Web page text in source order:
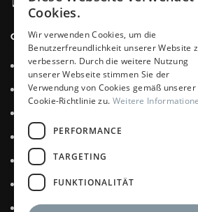
CATEGORIES
About us
Our brands
Private Label
Certificates
Datenschutz
Impressum
Cookies.
Wir verwenden Cookies, um die
Benutzerfreundlichkeit unserer Website
verbessern. Durch die weitere Nutzung
unserer Webseite stimmen Sie der
Verwendung von Cookies gemäß unserer
Cookie-Richtlinie zu. Weitere
PERFORMANCE
TARGETING
FUNKTIONALITÄT